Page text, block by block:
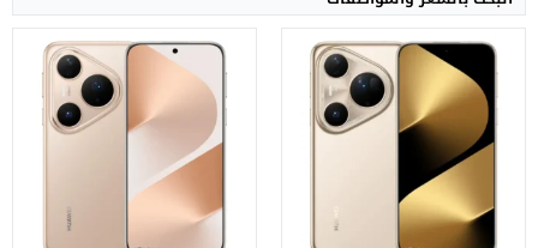
الشاشة:LTPO OLED بحجم 6.6 بوصة بدقة 1256p
المعالج:Kirin 9020
الكاميرات:خلفية 50+12+13 م.ب/ أمامية 13 م.ب
الذاكرة+الرام:
نظام التشغيل:
البطارية:5600 مللي امبير - 66 واط
عرض المواصفات ←
الشاشة:ثلاثية الطي LTPO OLED بحجم 10.2 بوصة
المعالج:
الكاميرات:
خلفية 50+12+12 م.ب/ أمامية 8 م.ب
الذاكرة+الرام:
نظام التشغيل:
البطارية:5600 مللي امبير - 66 واط
عرض المواصفات ←